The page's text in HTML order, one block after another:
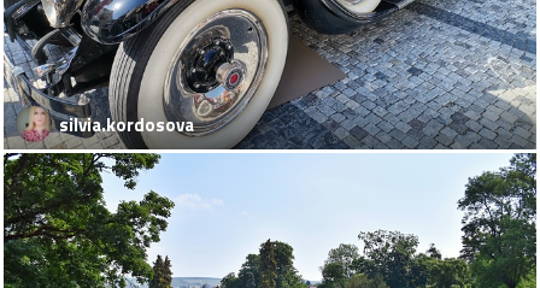
silvia.kordosova